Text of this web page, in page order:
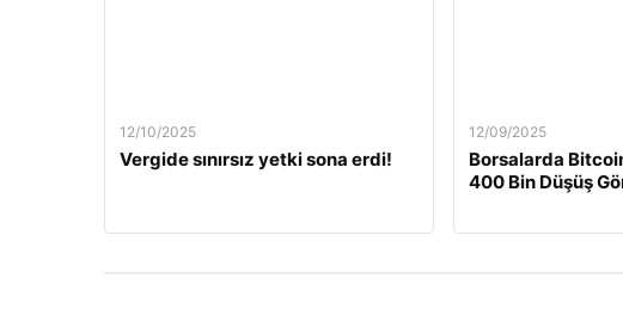
12/10/2025
Vergide sınırsız yetki sona erdi!
12/09/2025
Borsalarda
400 Bin Düşüş